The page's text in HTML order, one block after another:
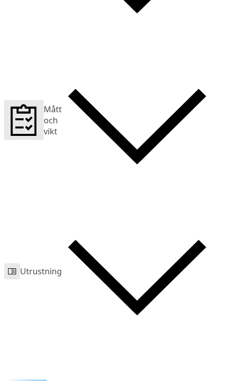
Mått
och
vikt
Utrustning